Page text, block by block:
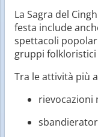
La Sagra del
festa include
spettacoli
gruppi
Tra le attività più
rievocazioni